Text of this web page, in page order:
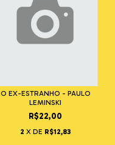
O EX-ESTRANHO - PAULO
LEMINSKI
R$22,00
2 X DE R$12,83